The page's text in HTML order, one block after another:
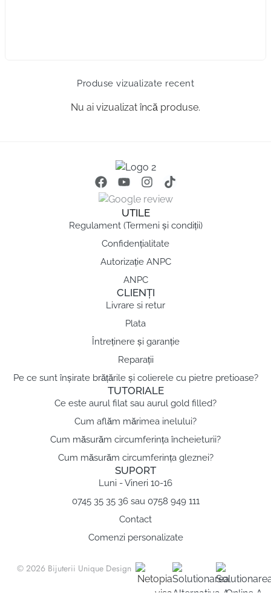
Produse vizualizate recent
Nu ai vizualizat încă produse.
UTILE
Regulament (Termeni și condiții)
Confidențialitate
Autorizație ANPC
ANPC
CLIENȚI
Livrare si retur
Plata
Întreținere și garanție
Reparații
Pe ce sunt înșirate brățările și colierele cu pietre pretioase?
TUTORIALE
Ce este aurul filat sau aurul gold filled?
Cum aflăm mărimea inelului?
Cum măsurăm circumferința încheieturii?
Cum măsurăm circumferința gleznei?
SUPORT
Luni - Vineri 10-16
0745 35 35 36 sau 0758 949 111
Contact
Comenzi personalizate
© 2026 Bijuterii Unique Design